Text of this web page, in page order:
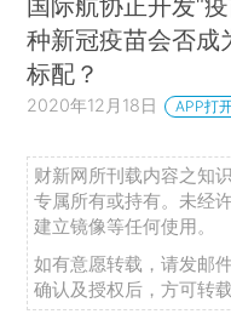
种新冠疫苗会否成
标配？
2020年12月18日 APP打
财新网所刊载内容之知
专属所有或持有。未经
建立镜像等任何使用。
如有意愿转载，请发邮
确认及授权后，方可转载